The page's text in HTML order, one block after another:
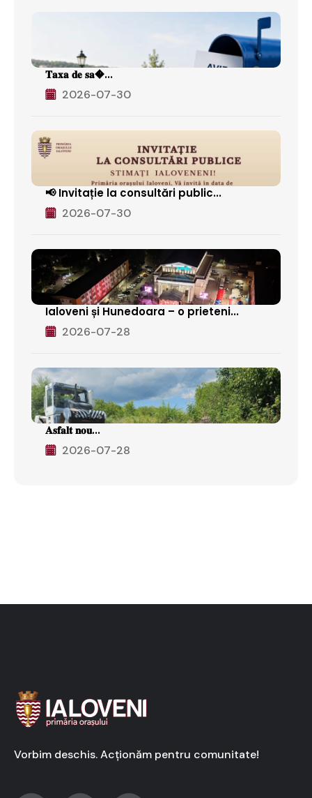
𝐓𝐚𝐱𝐚 𝐝𝐞 𝐬𝐚�...
2026-07-30
📢 Invitație la consultări public...
2026-07-30
Ialoveni și Hunedoara – o prieteni...
2026-07-28
𝐀𝐬𝐟𝐚𝐥𝐭 𝐧𝐨𝐮...
2026-07-28
Vorbim deschis. Acționăm pentru comunitate!